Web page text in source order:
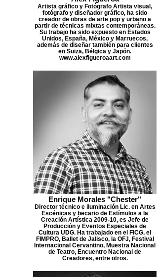
Artista gráfico y Fotógrafo Artista visual,
fotógrafo y diseñador gráfico, ha sido
creador de obras de arte pop y urbano a
partir de técnicas mixtas contemporáneas.
Su trabajo ha sido expuesto en Estados
Unidos, España, México y Marruecos,
además de diseñar también para clientes
en Suiza, Bélgica y Japón.
www.alexfigueroaart.com
Enrique Morales "Chester"
Director técnico e iluminación Lic. en Artes
Escénicas y becario de Estímulos a la
Creación Artística 2009-10, es Jefe de
Producción y Eventos Especiales de
Cultura UDG. Ha trabajado en el FICG, el
FIMPRO, Ballet de Jalisco, la OFJ, Festival
Internacional Cervantino, Muestra Nacional
de Teatro, Encuentro Nacional de
Creadores, entre otros.